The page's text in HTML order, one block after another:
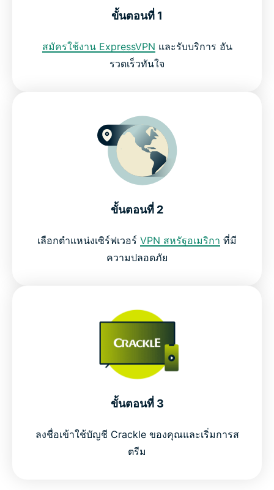
ขั้นตอนที่ 1
สมัครใช้งาน ExpressVPN และรับบริการ อัน
รวดเร็วทันใจ
ขั้นตอนที่ 2
เลือกตำแหน่งเซิร์ฟเวอร์ VPN สหรัฐอเมริกา ที่มี
ความปลอดภัย
ขั้นตอนที่ 3
ลงชื่อเข้าใช้บัญชี Crackle ของคุณและเริ่มการส
ตรีม